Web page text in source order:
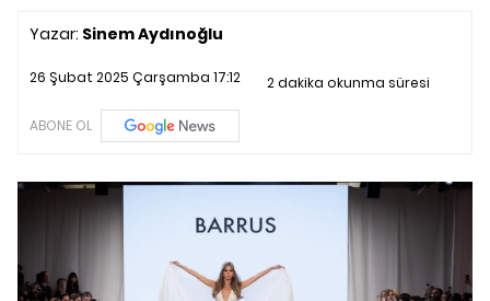
Yazar: Sinem Aydınoğlu
26 Şubat 2025 Çarşamba 17:12 2 dakika okunma süresi
ABONE OL